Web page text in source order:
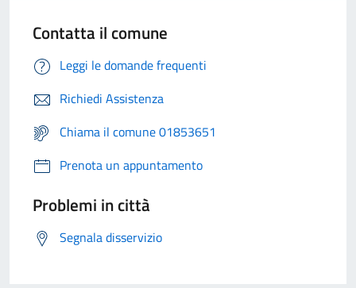
Contatta il comune
Leggi le domande frequenti
Richiedi Assistenza
Chiama il comune 01853651
Prenota un appuntamento
Problemi in città
Segnala disservizio